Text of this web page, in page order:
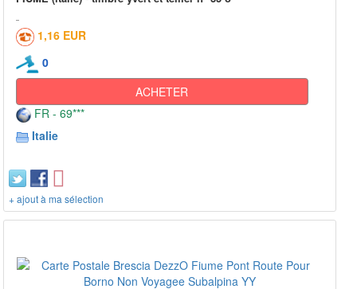
1,16 EUR
0
ACHETER
FR - 69***
Italie
+ ajout à ma sélection